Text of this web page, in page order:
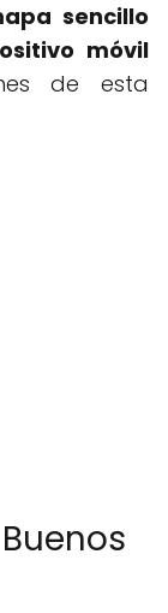
sencillo
móvil
de esta